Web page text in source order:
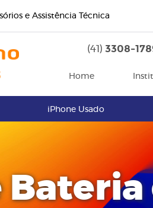
e Assistência Técnica
(41) 3308-
Home
iPhone Usado